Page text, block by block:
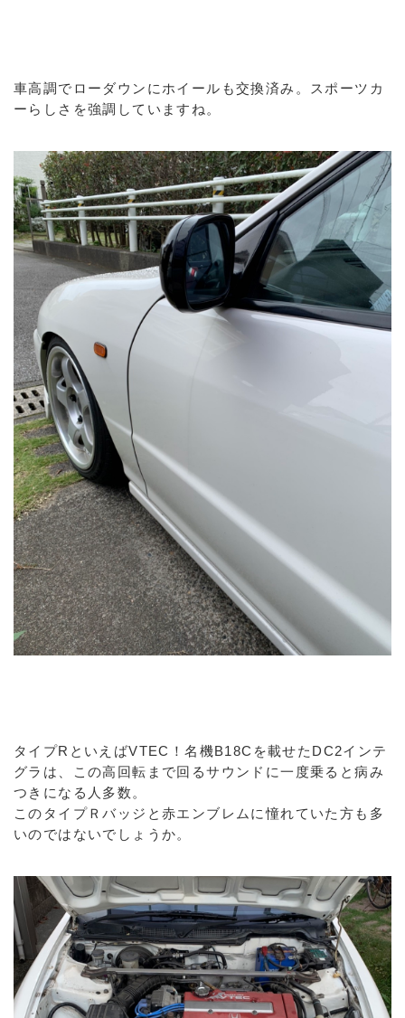
車高調でローダウンにホイールも交換済み。スポーツカ
ーらしさを強調していますね。
タイプRといえばVTEC！名機B18Cを載せたDC2インテ
グラは、この高回転まで回るサウンドに一度乗ると病み
つきになる人多数。
このタイプＲバッジと赤エンブレムに憧れていた方も多
いのではないでしょうか。